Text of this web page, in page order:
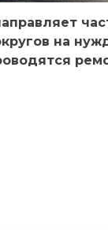
на